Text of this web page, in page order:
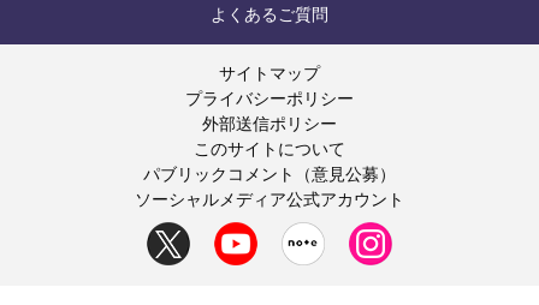
よくあるご質問
サイトマップ
プライバシーポリシー
外部送信ポリシー
このサイトについて
パブリックコメント（意見公募）
ソーシャルメディア公式アカウント